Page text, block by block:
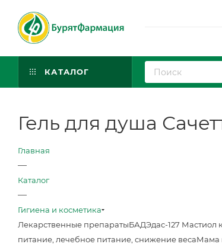
КАТАЛОГ
Гель для душа
Главная
—
Каталог
—
Гигиена и косметика
Лекарственные препаратыБАДЭдас-127 Мастиол
питание, лечебное питание, снижение весаМама